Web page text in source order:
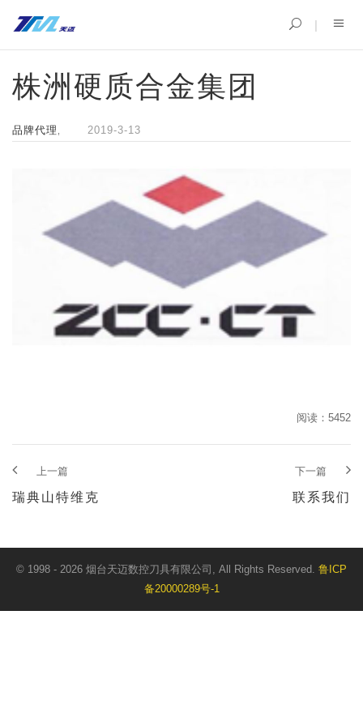
株洲硬质合金集团
品牌代理 2019-3-13
阅读：5452
上一篇
瑞典山特维克
下一篇
联系我们
© 1998 - 2026 烟台天迈数控刀具有限公司, All Rights Reserved. 鲁ICP
备20000289号-1